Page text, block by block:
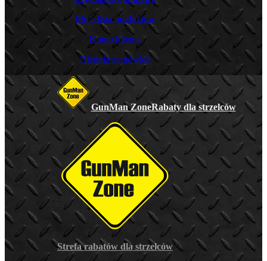
Moja lista produktów
Konto klienta
Historia zamówień
GunMan ZoneRabaty dla strzelców
Strefa rabatów dla strzelców